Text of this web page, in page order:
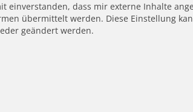
einverstanden, dass mir externe Inhalte
übermittelt werden. Diese Einstellung
geändert werden.